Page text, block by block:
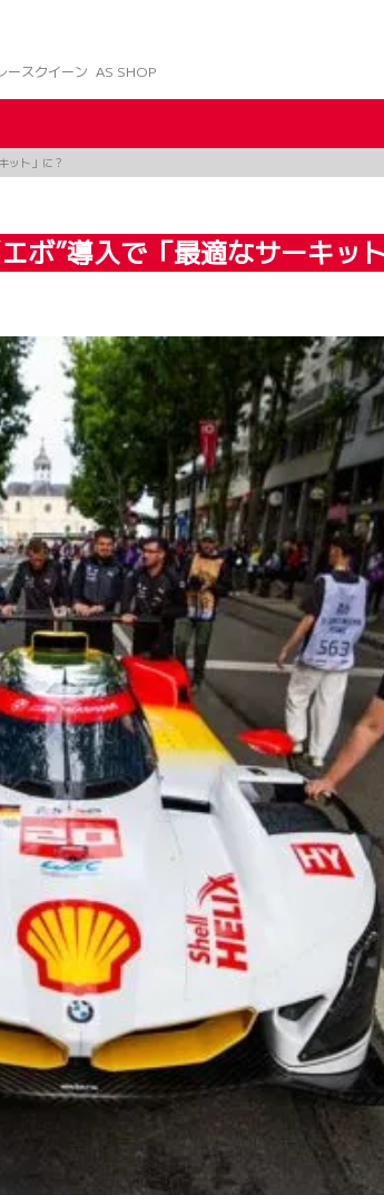
ースクイーン AS SHOP
ット」に？
ボ”導入で「最適なサーキッ